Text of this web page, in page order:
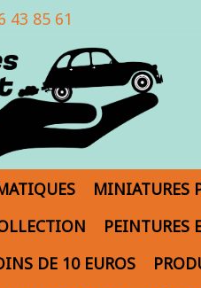
43 85 61
MINIATURES
PEINTURES
DE 10 EUROS